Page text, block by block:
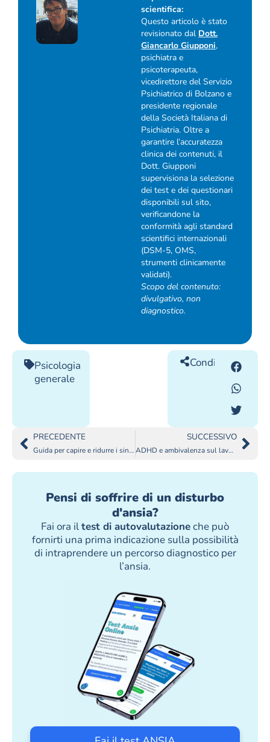
scientifica:
Questo articolo è stato
revisionato dal Dott.
Giancarlo Giupponi,
psichiatra e
psicoterapeuta,
vicedirettore del Servizio
Psichiatrico di Bolzano e
presidente regionale
della Società Italiana di
Psichiatria. Oltre a
garantire l’accuratezza
clinica dei contenuti, il
Dott. Giupponi
supervisiona la selezione
dei test e dei questionari
disponibili sul sito,
verificandone la
conformità agli standard
scientifici internazionali
(DSM-5, OMS,
strumenti clinicamente
validati).
Scopo del contenuto:
divulgativo, non
diagnostico.
Psicologia
generale
Condividilo
PRECEDENTE
Guida per capire e ridurre i sintomi fisici “imbarazzanti” dell’ansia
SUCCESSIVO
ADHD e ambivalenza sul lavoro: perché vuoi cambiare ma non sai cosa
Pensi di soffrire di un disturbo
d'ansia?
Fai ora iltest di autovalutazioneche può
fornirti una prima indicazione sulla possibilità
di intraprendere un percorso diagnostico per
l’ansia.